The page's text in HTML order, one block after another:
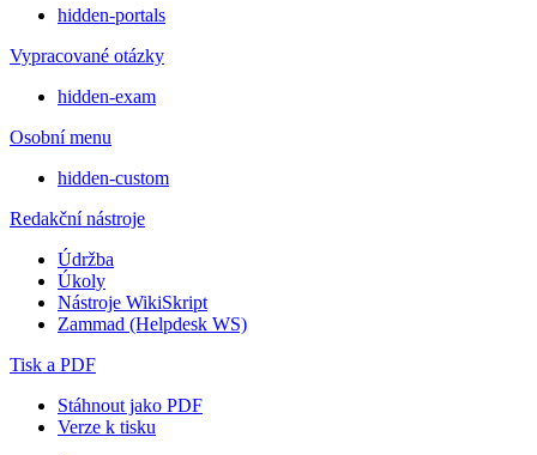
hidden-portals
Vypracované otázky
hidden-exam
Osobní menu
hidden-custom
Redakční nástroje
Údržba
Úkoly
Nástroje WikiSkript
Zammad (Helpdesk WS)
Tisk a PDF
Stáhnout jako PDF
Verze k tisku